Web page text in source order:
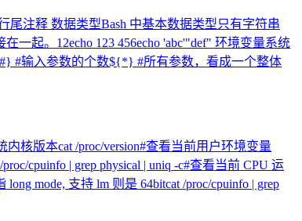
尾注释 数据类型Bash 中基本数据类型只有字符串
一起。12echo 123 456echo 'abc'"def" 环境变量系统
#输入参数的个数${*} #所有参数，看成一个整体
内核版本cat /proc/version#查看当前用户环境变量
cpuinfo | grep physical | uniq -c#查看当前 CPU 运
mode, 支持 lm 则是 64bitcat /proc/cpuinfo | grep